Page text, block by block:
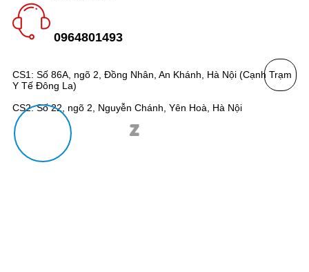
CS1: Số 86A, ngõ 2, Đồng Nhân, An Khánh, Hà Nội (Cạnh Trạm
Y Tế Đông La)
CS2: Số 22, ngõ 2, Nguyễn Chánh, Yên Hoà, Hà Nội
0964801493